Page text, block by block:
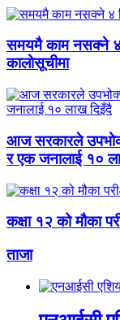
समयमै काम नसक्ने ४
कालोसूचीमा
आज सरकारले
र एक जनालाई १०
कक्षा १२ को मौका
ताजा